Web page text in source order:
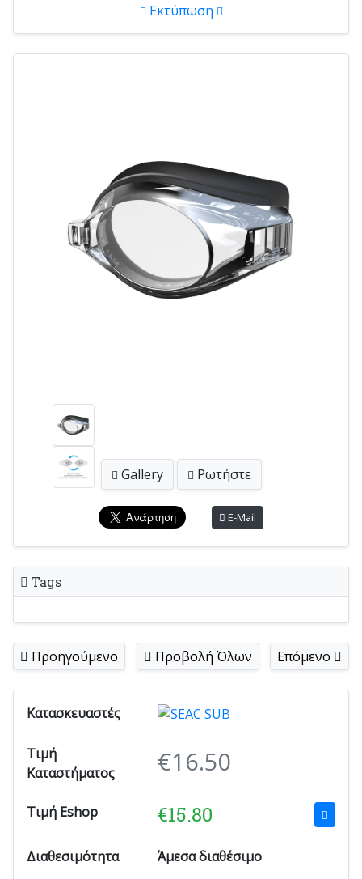
Εκτύπωση
Gallery Ρωτήστε
E-Mail
Tags
Προηγούμενο Προβολή Όλων Επόμενο
Κατασκευαστές
Τιμή
Καταστήματος
€16.50
Τιμή Eshop €15.80
Διαθεσιμότητα Άμεσα διαθέσιμο